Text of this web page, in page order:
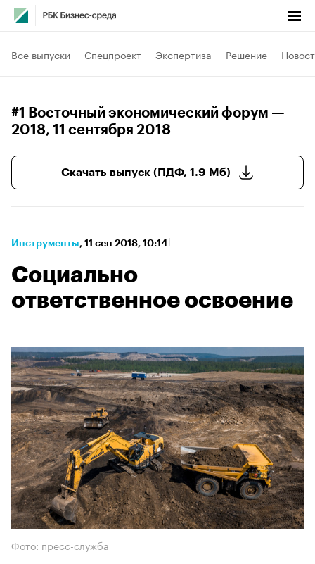
Все выпуски Спецпроект Экспертиза Решение
#1 Восточный экономический форум —
2018, 11 сентября 2018
Скачать выпуск (ПДФ, 1.9 Мб)
Инструменты⁠, 11 сен 2018, 10:14
Социально
ответственное освоение
Фото: пресс-служба